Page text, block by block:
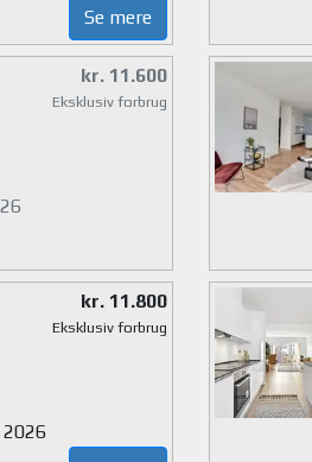
Se mere
kr. 11.600
Eksklusiv forbrug
kr. 11.800
Eksklusiv forbrug